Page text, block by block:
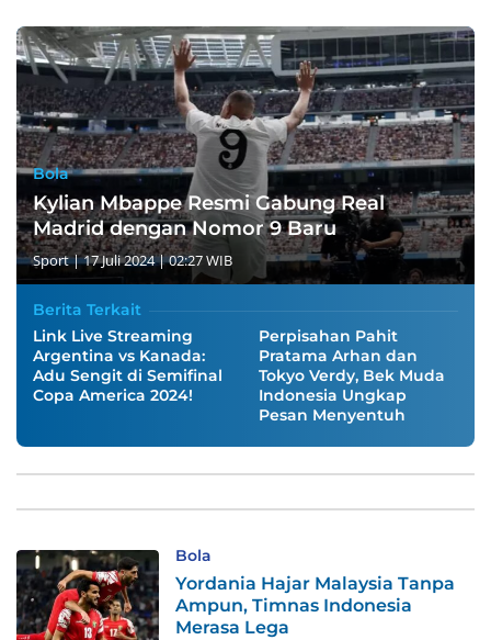
Bola
Kylian Mbappe Resmi Gabung Real
Madrid dengan Nomor 9 Baru
Sport|17 Juli 2024 | 02:27 WIB
Berita Terkait
Link Live Streaming
Argentina vs Kanada:
Adu Sengit di Semifinal
Copa America 2024!
Perpisahan Pahit
Pratama Arhan dan
Tokyo Verdy, Bek Muda
Indonesia Ungkap
Pesan Menyentuh
Bola
Yordania Hajar Malaysia Tanpa
Ampun, Timnas Indonesia
Merasa Lega